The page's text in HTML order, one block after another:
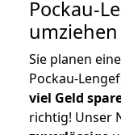
Pockau-
umziehen
Sie planen
Pockau-
viel Geld
richtig! Unser